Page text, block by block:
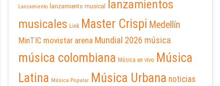
Lanzamiento lanzamiento musical
lanzamientos
musicales Link Master Crispi Medellín
MinTIC movistar arena Mundial 2026 música
música colombiana Música en vivo Música
Latina Música Popular Música Urbana noticias